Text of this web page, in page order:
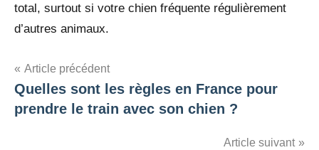
total, surtout si votre chien fréquente régulièrement
d’autres animaux.
Navigation
de
Article précédent
Quelles sont les règles en France pour
prendre le train avec son chien ?
Article suivant